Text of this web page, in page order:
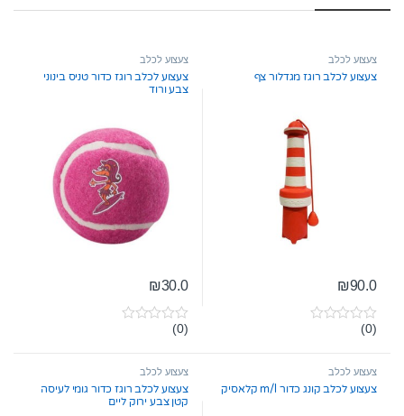
צעצוע לכלב
צעצוע לכלב רוגז מגדלור צף
₪90.0
0
t
f
(0)
צעצוע לכלב
צעצוע לכלב רוגז כדור טניס בינוני
צבע ורוד
₪30.0
0
t
f
5
(0)
צעצוע לכלב
צעצוע לכלב קונג כדור m/l קלאסיק
צעצוע לכלב
צעצוע לכלב רוגז כדור גומי לעיסה
קטן צבע ירוק ליים